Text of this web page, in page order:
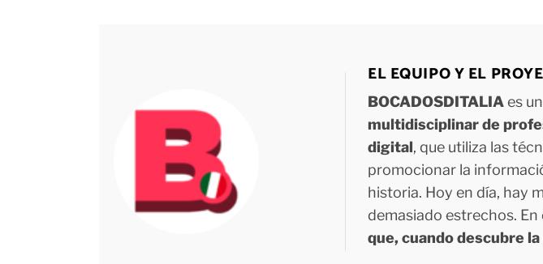
EL EQUIPO Y EL
BOCADOSDITALIAes
multidisciplinar de
digital, que utiliza las
promocionar la
historia. Hoy en día, hay
demasiado estrechos. En
que, cuando descubre